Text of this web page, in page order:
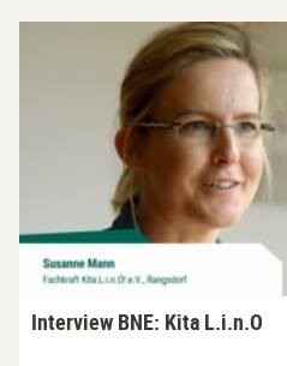
Interview BNE: Kita L.i.n.O